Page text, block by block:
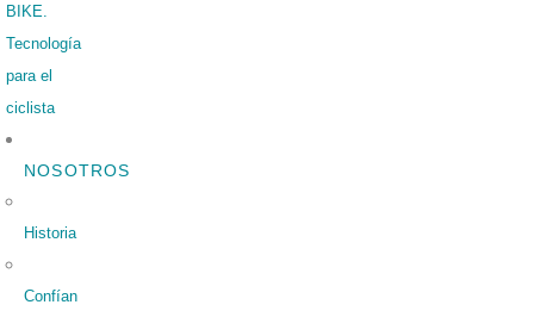
BIKE.
Tecnología
para el
ciclista
NOSOTROS
Historia
Confían